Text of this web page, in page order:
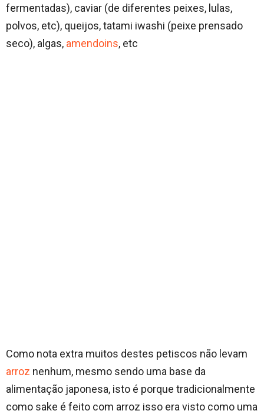
fermentadas), caviar (de diferentes peixes, lulas,
polvos, etc), queijos, tatami iwashi (peixe prensado
seco), algas, amendoins, etc
Como nota extra muitos destes petiscos não levam
arroz nenhum, mesmo sendo uma base da
alimentação japonesa, isto é porque tradicionalmente
como sake é feito com arroz isso era visto como uma